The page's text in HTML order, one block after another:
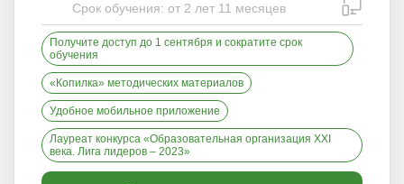
Срок обучения: от 2 лет 11 месяцев
Получите доступ до 1 сентября и сократите срок
обучения
«Копилка» методических материалов
Удобное мобильное приложение
Лауреат конкурса «Образовательная организация XXI
века. Лига лидеров – 2023»